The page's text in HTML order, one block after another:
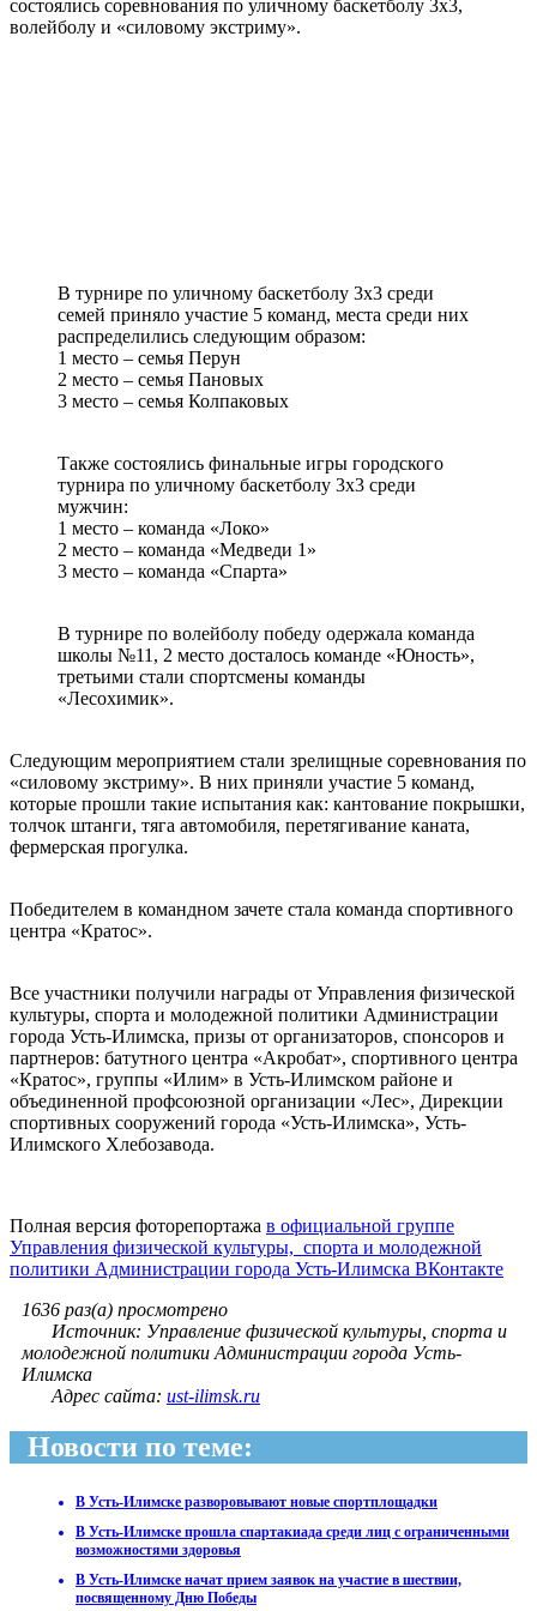
состоялись соревнования по уличному баскетболу 3х3,
волейболу и «силовому экстриму».
В турнире по уличному баскетболу 3х3 среди
семей приняло участие 5 команд, места среди них
распределились следующим образом:
1 место – семья Перун
2 место – семья Пановых
3 место – семья Колпаковых
Также состоялись финальные игры городского
турнира по уличному баскетболу 3х3 среди
мужчин:
1 место – команда «Локо»
2 место – команда «Медведи 1»
3 место – команда «Спарта»
В турнире по волейболу победу одержала команда
школы №11, 2 место досталось команде «Юность»,
третьими стали спортсмены команды
«Лесохимик».
Следующим мероприятием стали зрелищные соревнования по
«силовому экстриму». В них приняли участие 5 команд,
которые прошли такие испытания как: кантование покрышки,
толчок штанги, тяга автомобиля, перетягивание каната,
фермерская прогулка.
Победителем в командном зачете стала команда спортивного
центра «Кратос».
Все участники получили награды от Управления физической
культуры, спорта и молодежной политики Администрации
города Усть-Илимска, призы от организаторов, спонсоров и
партнеров: батутного центра «Акробат», спортивного центра
«Кратос», группы «Илим» в Усть-Илимском районе и
объединенной профсоюзной организации «Лес», Дирекции
спортивных сооружений города «Усть-Илимска», Усть-
Илимского Хлебозавода.
Полная версия фоторепортажа в официальной группе
Управления физической культуры, спорта и молодежной
политики Администрации города Усть-Илимска ВКонтакте
1636 раз(а) просмотрено
Источник: Управление физической культуры, спорта и
молодежной политики Администрации города Усть-
Илимска
Адрес сайта: ust-ilimsk.ru
Новости по теме:
В Усть-Илимске разворовывают новые спортплощадки
В Усть-Илимске прошла спартакиада среди лиц с ограниченными
возможностями здоровья
В Усть-Илимске начат прием заявок на участие в шествии,
посвященному Дню Победы